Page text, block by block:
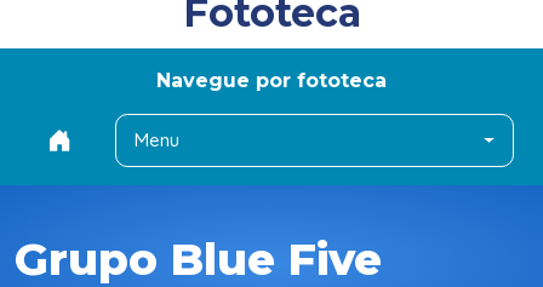
Fototeca
Navegue por fototeca
Menu
Grupo Blue Five